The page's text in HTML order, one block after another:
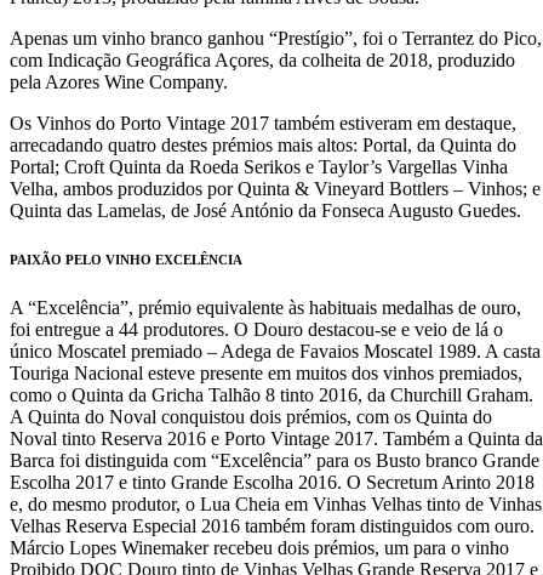
Apenas um vinho branco ganhou “Prestígio”, foi o Terrantez do Pico,
com Indicação Geográfica Açores, da colheita de 2018, produzido
pela Azores Wine Company.
Os Vinhos do Porto Vintage 2017 também estiveram em destaque,
arrecadando quatro destes prémios mais altos: Portal, da Quinta do
Portal; Croft Quinta da Roeda Serikos e Taylor’s Vargellas Vinha
Velha, ambos produzidos por Quinta & Vineyard Bottlers – Vinhos; e
Quinta das Lamelas, de José António da Fonseca Augusto Guedes.
PAIXÃO PELO VINHO EXCELÊNCIA
A “Excelência”, prémio equivalente às habituais medalhas de ouro,
foi entregue a 44 produtores. O Douro destacou-se e veio de lá o
único Moscatel premiado – Adega de Favaios Moscatel 1989. A casta
Touriga Nacional esteve presente em muitos dos vinhos premiados,
como o Quinta da Gricha Talhão 8 tinto 2016, da Churchill Graham.
A Quinta do Noval conquistou dois prémios, com os Quinta do
Noval tinto Reserva 2016 e Porto Vintage 2017. Também a Quinta da
Barca foi distinguida com “Excelência” para os Busto branco Grande
Escolha 2017 e tinto Grande Escolha 2016. O Secretum Arinto 2018
e, do mesmo produtor, o Lua Cheia em Vinhas Velhas tinto de Vinhas
Velhas Reserva Especial 2016 também foram distinguidos com ouro.
Márcio Lopes Winemaker recebeu dois prémios, um para o vinho
Proibido DOC Douro tinto de Vinhas Velhas Grande Reserva 2017 e